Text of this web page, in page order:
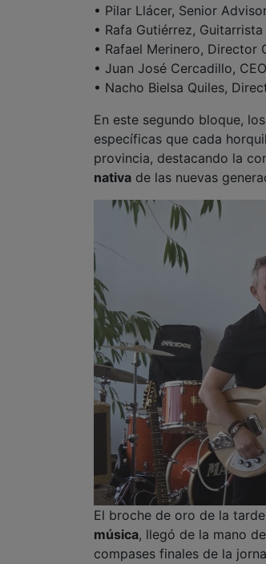
• Pilar Llácer, Senior
• Rafa Gutiérrez,
• Rafael Merinero, Director
• Juan José Cercadillo,
• Nacho Bielsa Quiles,
En este segundo bloque, los
específicas que cada
provincia, destacando la
nativa de las nuevas
El broche de oro de la
música, llegó de la mano
compases finales de la